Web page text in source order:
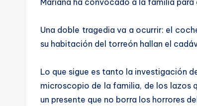
Mariana ha convocado a la familia
Una doble tragedia va a ocurrir: el
su habitación del torreón hallan el
Lo que sigue es tanto la investigación
microscopio de la familia, de los lazos
un presente que no borra los horrores